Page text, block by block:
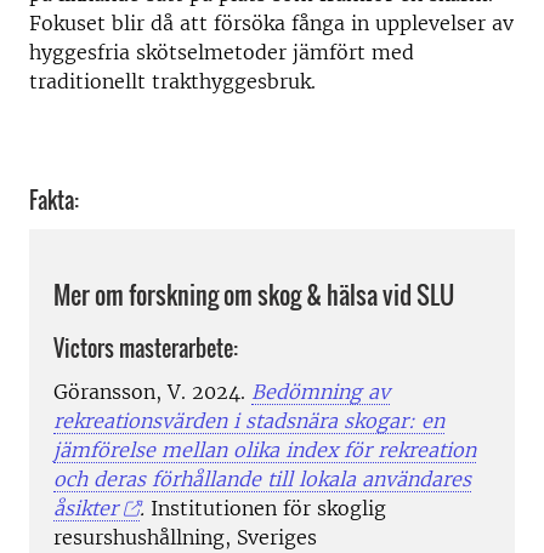
Fokuset blir då att försöka fånga in upplevelser av
hyggesfria skötselmetoder jämfört med
traditionellt trakthyggesbruk.
Fakta:
Mer om forskning om skog & hälsa vid SLU
Victors masterarbete:
Göransson, V. 2024. Bedömning av
rekreationsvärden i stadsnära skogar: en
jämförelse mellan olika index för rekreation
och deras förhållande till lokala användares
åsikter
. Institutionen för skoglig
resurshushållning, Sveriges